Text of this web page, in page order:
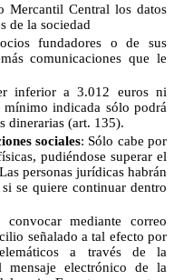
Mercantil Central los datos
de la sociedad
fundadores o de sus
comunicaciones que le
inferior a 3.012 euros ni
indicada sólo podrá
dinerarias (art. 135).
sociales: Sólo cabe por
pudiéndose superar el
personas jurídicas habrán
se quiere continuar dentro
mediante correo
señalado a tal efecto por
a través de la
mensaje electrónico de la